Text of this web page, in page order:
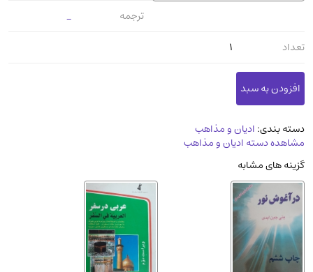
کتاب های قدیمی دینی و مذهبی
طراحی هنر و نقاشی و مجسمه سازی
زندگینامه شهدا(9)
کتاب چاپ سنگی و کتاب خطی قدیمی
جغرافیا(9)
استخدامی و کاریابی دولتی و خصوصی.سوالـات
و آزمونها(2)
آموزشی و کنکوری
مدرسان شریف و انتشارت ارشد کتاب‌های..(2)
ترجمه
_
تعداد
1
دسته بندی: ادیان و مذاهب
مشاهده دسته ادیان و مذاهب
گزینه های مشابه